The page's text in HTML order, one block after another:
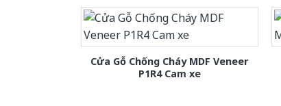
Cửa Gỗ Chống Cháy MDF Veneer
P1R4 Cam xe